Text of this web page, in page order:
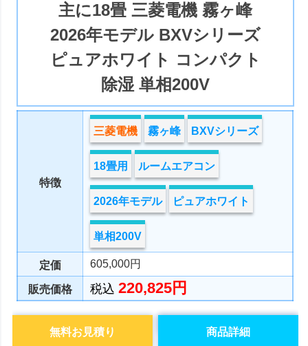
主に18畳 三菱電機 霧ヶ峰
2026年モデル BXVシリーズ
ピュアホワイト コンパクト
除湿 単相200V
特徴
三菱電機 霧ヶ峰 BXVシリーズ
18畳用 ルームエアコン
2026年モデル ピュアホワイト
単相200V
定価 605,000円
販売価格 税込220,825円
商品詳細
無料お見積り